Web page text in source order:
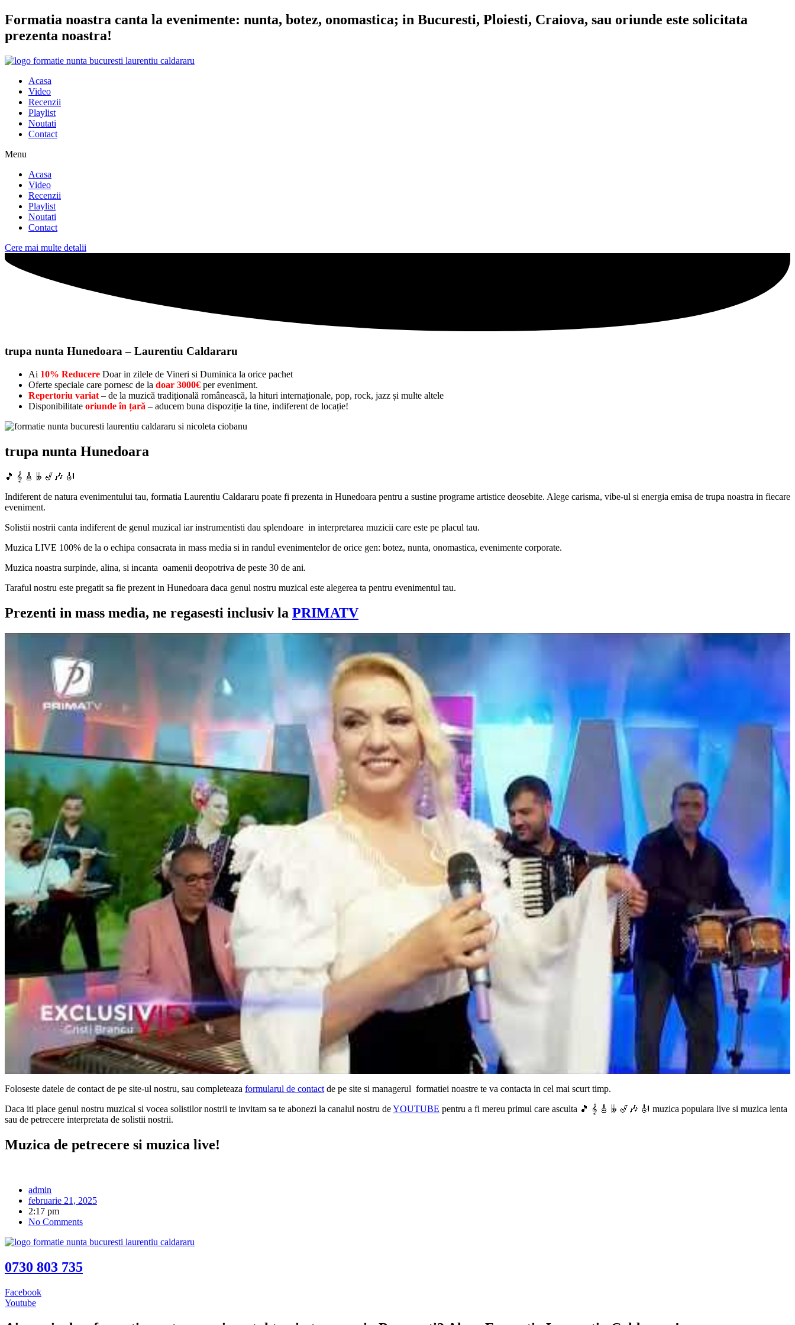
Sari
la
conținut
Formatia noastra canta la evenimente: nunta, botez, onomastica; in Bucuresti, Ploiesti, Craiova, sau oriunde este solicitata
prezenta noastra!
Acasa
Video
Recenzii
Playlist
Noutati
Contact
Menu
Acasa
Video
Recenzii
Playlist
Noutati
Contact
Cere mai multe detalii
trupa nunta Hunedoara – Laurentiu Caldararu
Ai 10% Reducere Doar in zilele de Vineri si Duminica la orice pachet
Oferte speciale care pornesc de la doar 3000€ per eveniment.
Repertoriu variat – de la muzică tradițională românească, la hituri internaționale, pop, rock, jazz și multe altele
Disponibilitate oriunde în țară – aducem buna dispoziție la tine, indiferent de locație!
trupa nunta Hunedoara
🎵 𝄞 🎸 𝄫 🎷🎶 🎻
Indiferent de natura evenimentului tau, formatia Laurentiu Caldararu poate fi prezenta in Hunedoara pentru a sustine programe artistice deosebite. Alege carisma, vibe-ul si energia emisa de trupa noastra in fiecare
eveniment.
Solistii nostrii canta indiferent de genul muzical iar instrumentisti dau splendoare in interpretarea muzicii care este pe placul tau.
Muzica LIVE 100% de la o echipa consacrata in mass media si in randul evenimentelor de orice gen: botez, nunta, onomastica, evenimente corporate.
Muzica noastra surpinde, alina, si incanta oamenii deopotriva de peste 30 de ani.
Taraful nostru este pregatit sa fie prezent in Hunedoara daca genul nostru muzical este alegerea ta pentru evenimentul tau.
Prezenti in mass media, ne regasesti inclusiv la PRIMATV
Foloseste datele de contact de pe site-ul nostru, sau completeaza formularul de contactde pe site si managerul formatiei noastre te va contacta in cel mai scurt timp.
Daca iti place genul nostru muzical si vocea solistilor nostrii te invitam sa te abonezi la canalul nostru deYOUTUBE pentru a fi mereu primul care asculta 🎵 𝄞 🎸 𝄫 🎷🎶 🎻 muzica populara live si muzica lenta
sau de petrecere interpretata de solistii nostrii.
Muzica de petrecere si muzica live!
admin
februarie 21, 2025
2:17 pm
No Comments
0730 803 735
Facebook
Youtube